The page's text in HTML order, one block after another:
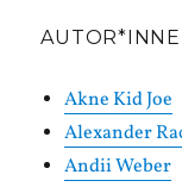
Akne Kid Joe
Alexander
Andii Weber